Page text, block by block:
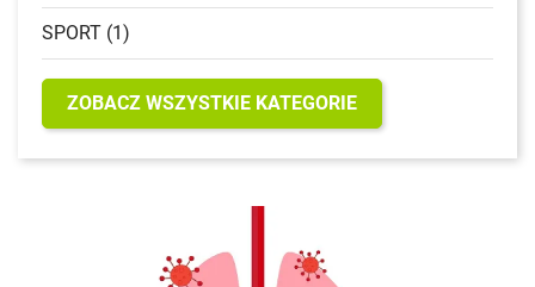
SPORT (1)
ZOBACZ WSZYSTKIE KATEGORIE